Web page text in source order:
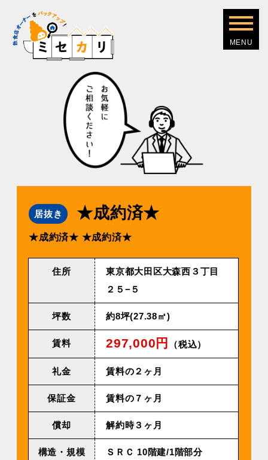
居抜き ★成約済★
★成約済★ ★成約済★
住所
東京都大田区大森西３丁目
２５−５
坪数 約8坪(27.38㎡)
賃料 297,000円 （税込）
礼金 賃料の２ヶ月
保証金 賃料の７ヶ月
償却 解約時３ヶ月
構造・規模 ＳＲＣ 10階建/1階部分